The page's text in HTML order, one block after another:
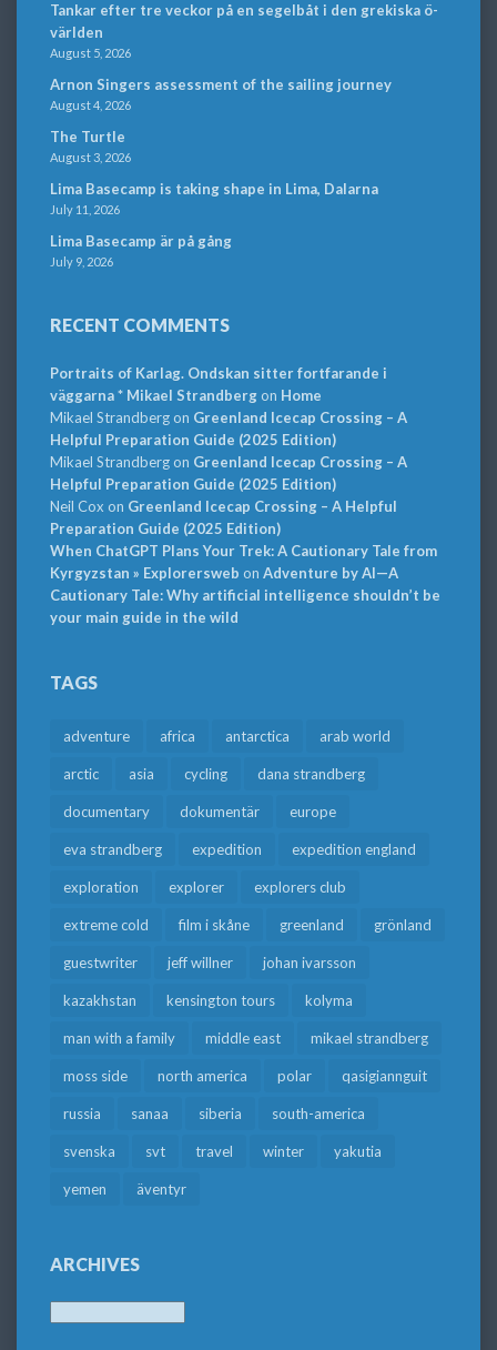
Tankar efter tre veckor på en segelbåt i den grekiska ö-
världen
August 5, 2026
Arnon Singers assessment of the sailing journey
August 4, 2026
The Turtle
August 3, 2026
Lima Basecamp is taking shape in Lima, Dalarna
July 11, 2026
Lima Basecamp är på gång
July 9, 2026
RECENT COMMENTS
Portraits of Karlag. Ondskan sitter fortfarande i
väggarna * Mikael Strandbergon Home
Mikael Strandbergon Greenland Icecap Crossing – A
Helpful Preparation Guide (2025 Edition)
Mikael Strandbergon Greenland Icecap Crossing – A
Helpful Preparation Guide (2025 Edition)
Neil Cox on Greenland Icecap Crossing – A Helpful
Preparation Guide (2025 Edition)
When ChatGPT Plans Your Trek: A Cautionary Tale from
Kyrgyzstan » Explorersweb on Adventure by AI—A
Cautionary Tale: Why artificial intelligence shouldn’t be
your main guide in the wild
TAGS
adventure africa antarctica arab world
arctic asia cycling dana strandberg
documentary dokumentär europe
eva strandberg expedition expedition england
exploration explorer explorers club
extreme cold film i skåne greenland grönland
guestwriter jeff willner johan ivarsson
kazakhstan kensington tours kolyma
man with a family middle east mikael strandberg
moss side north america polar qasigiannguit
russia sanaa siberia south-america
svenska svt travel winter yakutia
yemen äventyr
ARCHIVES